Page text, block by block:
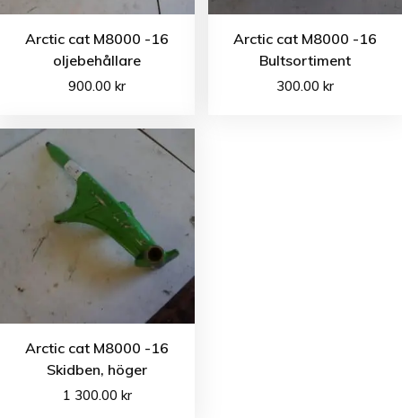
Arctic cat M8000 -16
oljebehållare
900.00kr
Arctic cat M8000 -16
Bultsortiment
300.00 kr
Arctic cat M8000 -16
Skidben, höger
1 300.00 kr